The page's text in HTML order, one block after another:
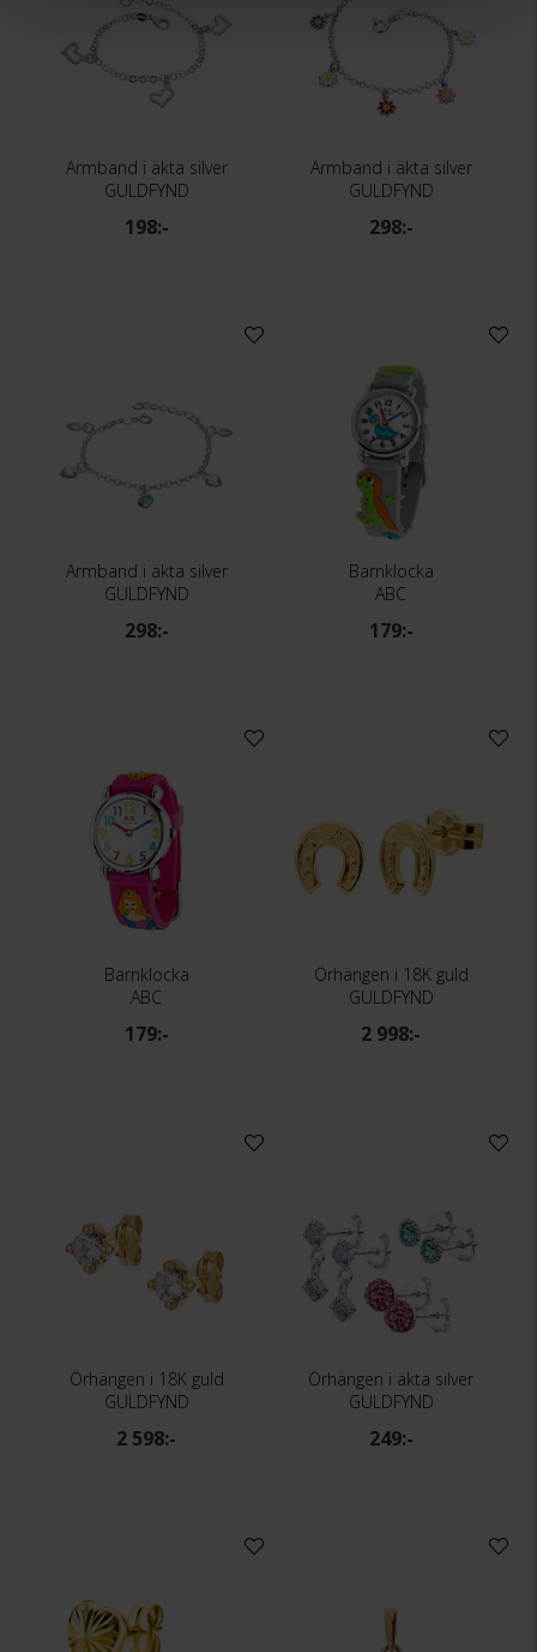
Armband i äkta silver
GULDFYND
198:-
Armband i äkta silver
GULDFYND
298:-
Armband i äkta silver
GULDFYND
298:-
Barnklocka
ABC
179:-
Barnklocka
ABC
179:-
Örhängen i 18K guld
GULDFYND
2 998:-
Örhängen i 18K guld
GULDFYND
2 598:-
Örhängen i äkta silver
GULDFYND
249:-